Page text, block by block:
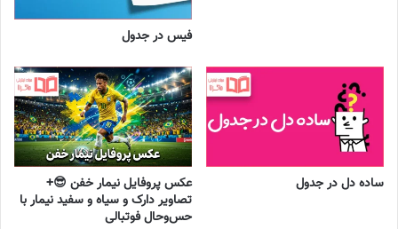
فیس در جدول
ساده دل در جدول
عکس پروفایل نیمار خفن 😎+
تصاویر دارک و سیاه و سفید نیمار با
حس‌وحال فوتبالی